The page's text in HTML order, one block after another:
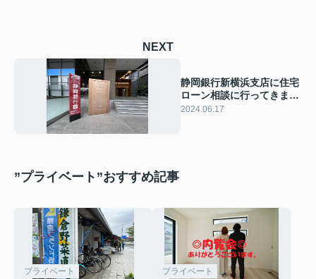
NEXT
静岡銀行新横浜支店に住宅
ローン相談に行ってきまし
た！
2024.06.17
”プライベート”おすすめ記事
プライベート プライベート